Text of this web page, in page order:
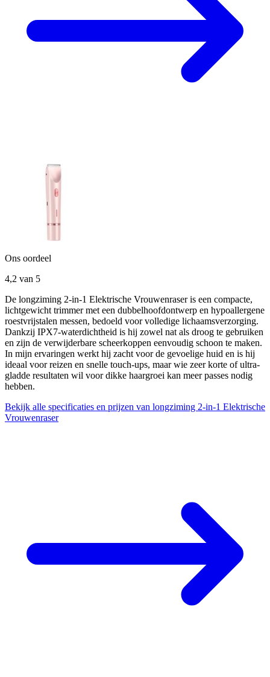
Ons oordeel
4,2 van 5
De longziming 2-in-1 Elektrische Vrouwenraser is een compacte,
lichtgewicht trimmer met een dubbelhoofdontwerp en hypoallergene
roestvrijstalen messen, bedoeld voor volledige lichaamsverzorging.
Dankzij IPX7-waterdichtheid is hij zowel nat als droog te gebruiken
en zijn de verwijderbare scheerkoppen eenvoudig schoon te maken.
In mijn ervaringen werkt hij zacht voor de gevoelige huid en is hij
ideaal voor reizen en snelle touch-ups, maar wie zeer korte of ultra-
gladde resultaten wil voor dikke haargroei kan meer passes nodig
hebben.
Bekijk alle specificaties en prijzen van longziming 2-in-1 Elektrische
Vrouwenraser